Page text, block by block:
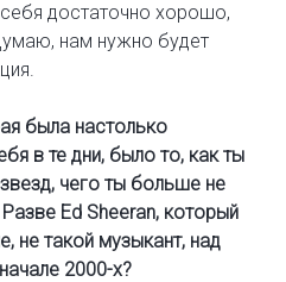
достаточно хорошо,
нам нужно будет
была настолько
в те дни, было то, как ты
чего ты больше не
Ed Sheeran, который
не такой музыкант, над
2000-х?